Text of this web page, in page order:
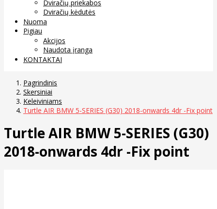
Dviračių priekabos
Dviračių kėdutės
Nuoma
Pigiau
Akcijos
Naudota įranga
KONTAKTAI
Pagrindinis
Skersiniai
Keleiviniams
Turtle AIR BMW 5-SERIES (G30) 2018-onwards 4dr -Fix point
Turtle AIR BMW 5-SERIES (G30)
2018-onwards 4dr -Fix point